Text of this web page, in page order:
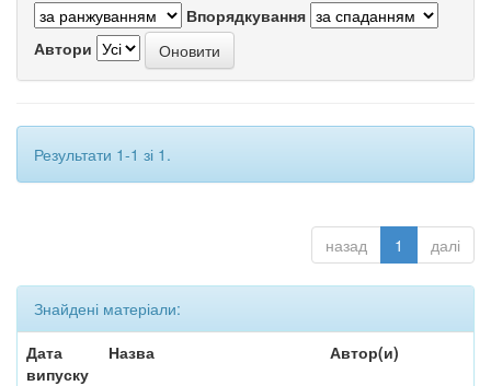
Впорядкування
Автори
Результати 1-1 зі 1.
назад 1 далі
Знайдені матеріали:
Дата
випуску
Назва Автор(и)